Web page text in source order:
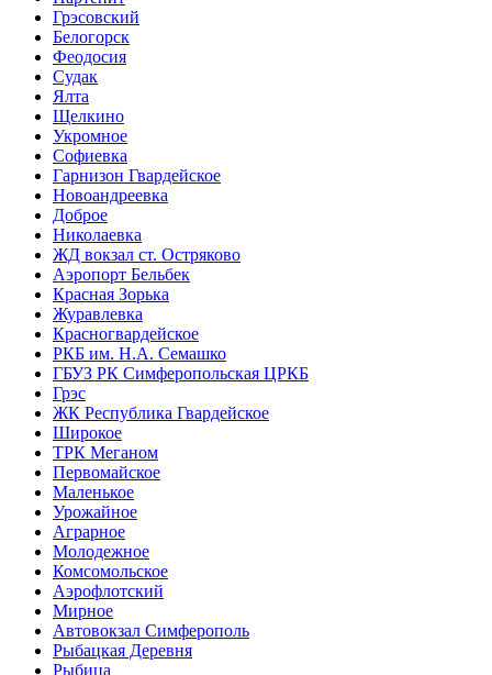
Грэсовский
Белогорск
Феодосия
Судак
Ялта
Щелкино
Укромное
Софиевка
Гарнизон Гвардейское
Новоандреевка
Доброе
Николаевка
ЖД вокзал ст. Остряково
Аэропорт Бельбек
Красная Зорька
Журавлевка
Красногвардейское
РКБ им. Н.А. Семашко
ГБУЗ РК Симферопольская ЦРКБ
Грэс
ЖК Республика Гвардейское
Широкое
ТРК Меганом
Первомайское
Маленькое
Урожайное
Аграрное
Молодежное
Комсомольское
Аэрофлотский
Мирное
Автовокзал Симферополь
Рыбацкая Деревня
Рыбица